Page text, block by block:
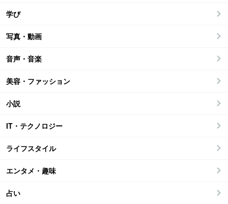
学び
写真・動画
音声・音楽
美容・ファッション
小説
IT・テクノロジー
ライフスタイル
エンタメ・趣味
占い